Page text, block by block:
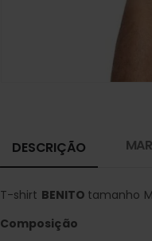
DESCRIÇÃO
T-shirt BENITO tamanho
Composição